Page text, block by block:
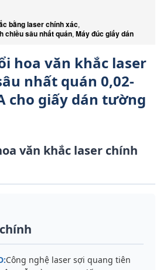
bằng laser chính xác,
chiều sâu nhất quán, Máy đúc giấy dán
hoa văn khắc laser
nhất quán 0,02-
cho giấy dán tường
văn khắc laser chính
Công nghệ laser sợi quang tiên